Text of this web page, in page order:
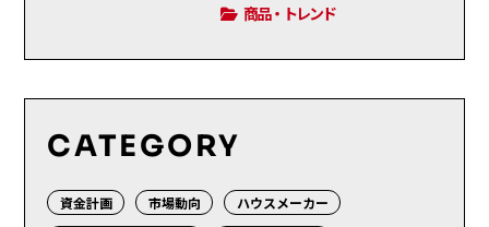
商品・トレンド
CATEGORY
資金計画 市場動向
ハウスメーカー